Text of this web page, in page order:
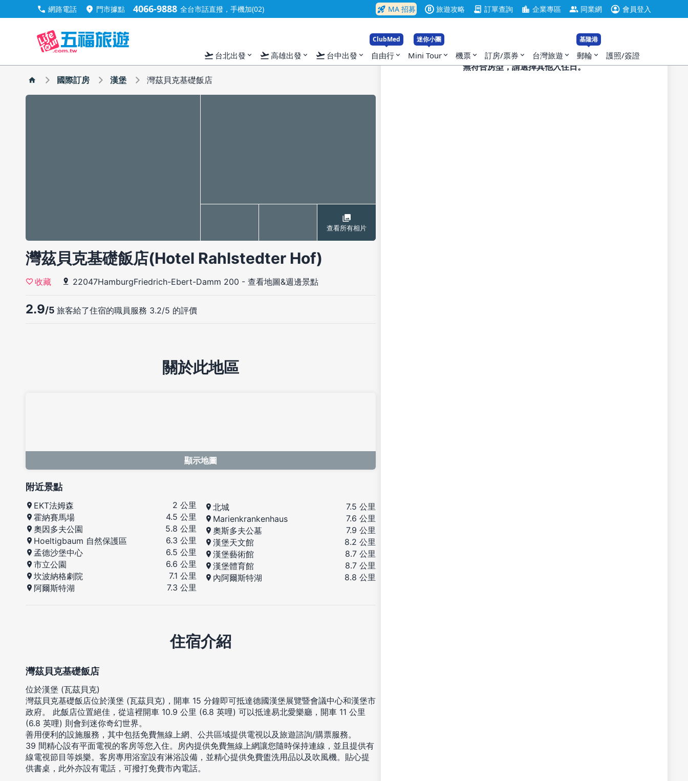
call 網路電話 location_on 門市據點 4066-9888 全台市話直撥，手機加(02) rocket_launch MA 招募 B 旅遊攻略 contract 訂單查詢 location_city 企業專區 group 同業網 account_circle 會員登入
flight_takeoff 台北出發 expand_more flight_takeoff高雄出發 expand_more flight_takeoff 台中出發 expand_more
ClubMed
自由行 expand_more
迷你小團
Mini Tour expand_more 機票 expand_more 訂房/票券 expand_more 台灣旅遊 expand_more
基隆港
郵輪 expand_more 護照/簽證
國際訂房 漢堡 灣茲貝克基礎飯店
查看所有相片
灣茲貝克基礎飯店(Hotel Rahlstedter Hof)
收藏 22047HamburgFriedrich-Ebert-Damm 200 - 查看地圖&週邊景點
2.9/5 旅客給了住宿的職員服務 3.2/5 的評價
無符合房型，請選擇其他入住日。
關於此地區
顯示地圖
附近景點
EKT法姆森
2 公里
霍納賽馬場
4.5 公里
奧因多夫公園
5.8 公里
Hoeltigbaum 自然保護區
6.3 公里
孟德沙堡中心
6.5 公里
市立公園
6.6 公里
坎波納格劇院
7.1 公里
阿爾斯特湖
7.3 公里
北城
7.5 公里
Marienkrankenhaus
7.6 公里
奧斯多夫公墓
7.9 公里
漢堡天文館
8.2 公里
漢堡藝術館
8.7 公里
漢堡體育館
8.7 公里
內阿爾斯特湖
8.8 公里
住宿介紹
灣茲貝克基礎飯店
位於漢堡 (瓦茲貝克)
灣茲貝克基礎飯店位於漢堡 (瓦茲貝克)，開車 15 分鐘即可抵達德國漢堡展覽暨會議中心和漢堡市
政府。 此飯店位置絕佳，從這裡開車 10.9 公里 (6.8 英哩) 可以抵達易北愛樂廳，開車 11 公里
(6.8 英哩) 則會到迷你奇幻世界。
善用便利的設施服務，其中包括免費無線上網、公共區域提供電視以及旅遊諮詢/購票服務。
39 間精心設有平面電視的客房等您入住。房內提供免費無線上網讓您隨時保持連線，並且提供有
線電視節目等娛樂。客房專用浴室設有淋浴設備，並精心提供免費盥洗用品以及吹風機。貼心提
供書桌，此外亦設有電話，可撥打免費市內電話。